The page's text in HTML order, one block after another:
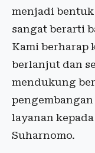
menjadi
sangat berarti
Kami berharap
berlanjut dan
mendukung
layanan
Suharnomo.